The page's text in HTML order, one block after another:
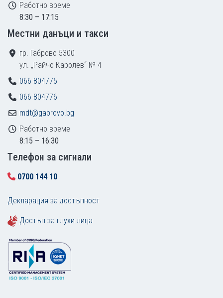
Работно време
8:30 – 17:15
Местни данъци и такси
гр. Габрово 5300
ул. „Райчо Каролев“ № 4
066 804775
066 804776
mdt@gabrovo.bg
Работно време
8:15 – 16:30
Tелефон за сигнали
0700 144 10
Декларация за достъпност
Достъп за глухи лица